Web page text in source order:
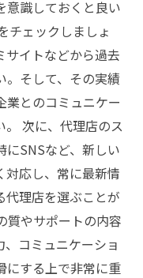
意識しておくと良い
チェックしましょ
サイトなどから過去
。そして、その実績
業とのコミュニケー
。 次に、代理店のス
にSNSなど、新しい
対応し、常に最新情
代理店を選ぶことが
質やサポートの内容
コミュニケーショ
にする上で非常に重